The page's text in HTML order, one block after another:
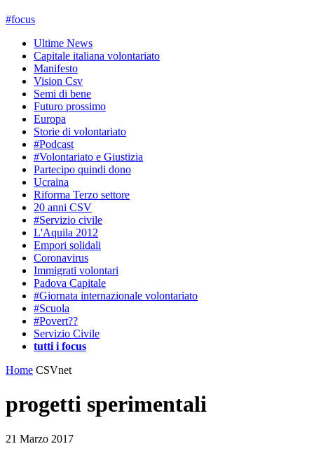
#focus
Ultime News
Capitale italiana volontariato
Manifesto
Vision Csv
Semi di bene
Futuro prossimo
Europa
Storie di volontariato
#Podcast
#Volontariato e Giustizia
Partecipo quindi dono
Ucraina
Riforma Terzo settore
20 anni CSV
#Servizio civile
L'Aquila 2012
Empori solidali
Coronavirus
Immigrati volontari
Padova Capitale
#Giornata internazionale volontariato
#Scuola
#Povert??
Servizio Civile
tutti i focus
Home CSVnet
progetti sperimentali
21 Marzo 2017